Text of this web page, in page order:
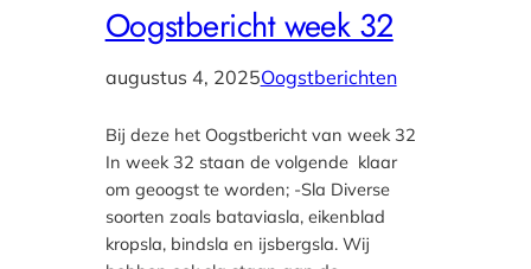
Oogstbericht week 32
augustus 4, 2025Oogstberichten
Bij deze het Oogstbericht van week 32
In week 32 staan de volgende klaar
om geoogst te worden; -Sla Diverse
soorten zoals bataviasla, eikenblad
kropsla, bindsla en ijsbergsla. Wij